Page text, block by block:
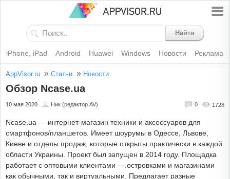
Найти
iPhone, iPad Android Huawei Windows Новости Реклама
AppVisor.ru » Статьи » Новости
Обзор Ncase.ua
10 мая 2020 Ник (редактор AV) 1728
0
Ncase.ua — интернет-магазин техники и аксессуаров для
смартфонов/планшетов. Имеет шоурумы в Одессе, Львове,
Киеве и отделы продаж, которые открыты практически в каждой
области Украины. Проект был запущен в 2014 году. Площадка
работает с оптовыми клиентами —.островками и магазинами
как обычными, так и виртуальными. Предлагает разные